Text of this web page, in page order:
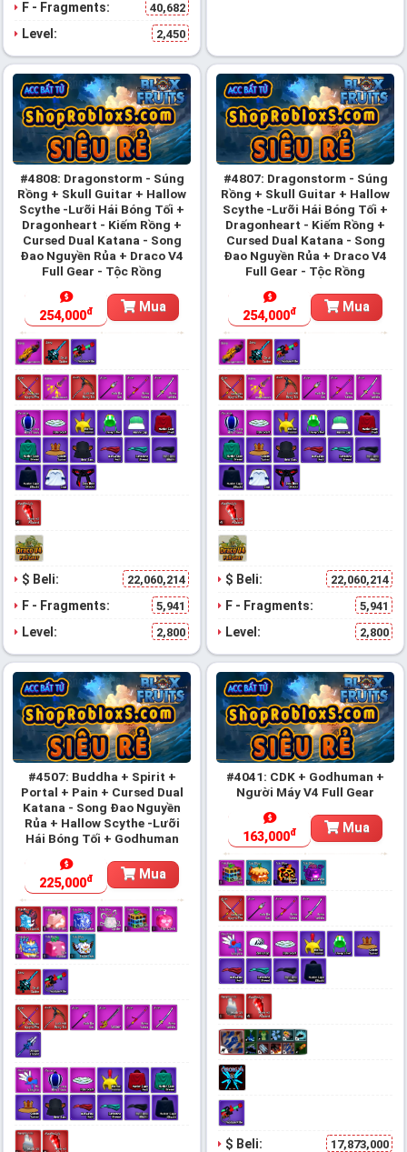
F - Fragments: 40,682
Level: 2,450
#4808: Dragonstorm - Súng
Rồng + Skull Guitar + Hallow
Scythe -Lưỡi Hái Bóng Tối +
Dragonheart - Kiếm Rồng +
Cursed Dual Katana - Song
Đao Nguyền Rủa + Draco V4
Full Gear - Tộc Rồng
254,000đ Mua
$ Beli: 22,060,214
F - Fragments: 5,941
Level: 2,800
#4807: Dragonstorm - Súng
Rồng + Skull Guitar + Hallow
Scythe -Lưỡi Hái Bóng Tối +
Dragonheart - Kiếm Rồng +
Cursed Dual Katana - Song
Đao Nguyền Rủa + Draco V4
Full Gear - Tộc Rồng
254,000đ Mua
$ Beli: 22,060,214
F - Fragments: 5,941
Level: 2,800
#4507: Buddha + Spirit +
Portal + Pain + Cursed Dual
Katana - Song Đao Nguyền
Rủa + Hallow Scythe -Lưỡi
Hái Bóng Tối + Godhuman
225,000đ Mua
#4041: CDK + Godhuman +
Người Máy V4 Full Gear
163,000đ Mua
$ Beli: 17,873,000